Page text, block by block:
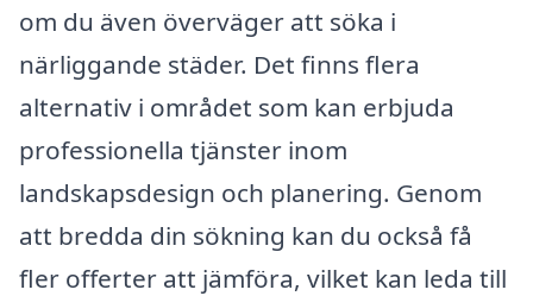
om du även överväger att söka i
närliggande städer. Det finns flera
alternativ i området som kan erbjuda
professionella tjänster inom
landskapsdesign och planering. Genom
att bredda din sökning kan du också få
fler offerter att jämföra, vilket kan leda till